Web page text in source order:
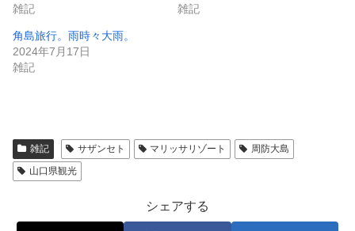
雑記
雑記
角島旅行。雨時々大雨。
2024年7月17日
雑記
雑記 サザンセト マリッサリゾート
周防大島
山口県観光
シェアする